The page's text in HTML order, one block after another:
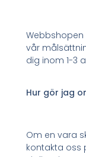
vår
dig inom 1-3
Hur gör jag
Om en vara
kontakta oss